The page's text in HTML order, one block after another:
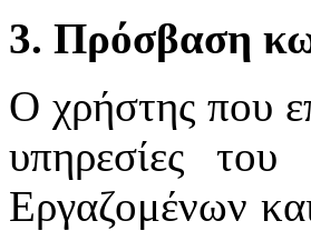
3. Πρόσβαση
Ο χρήστης που
υπηρεσίες
Εργαζομένων